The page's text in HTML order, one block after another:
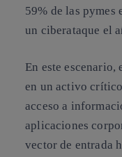
59% de las pymes
un ciberataque el
En este escenario,
en un activo
acceso a
aplicaciones
vector de entrada